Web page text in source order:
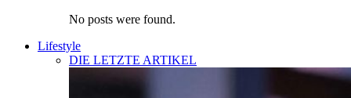
No posts were found.
Lifestyle
DIE LETZTE ARTIKEL